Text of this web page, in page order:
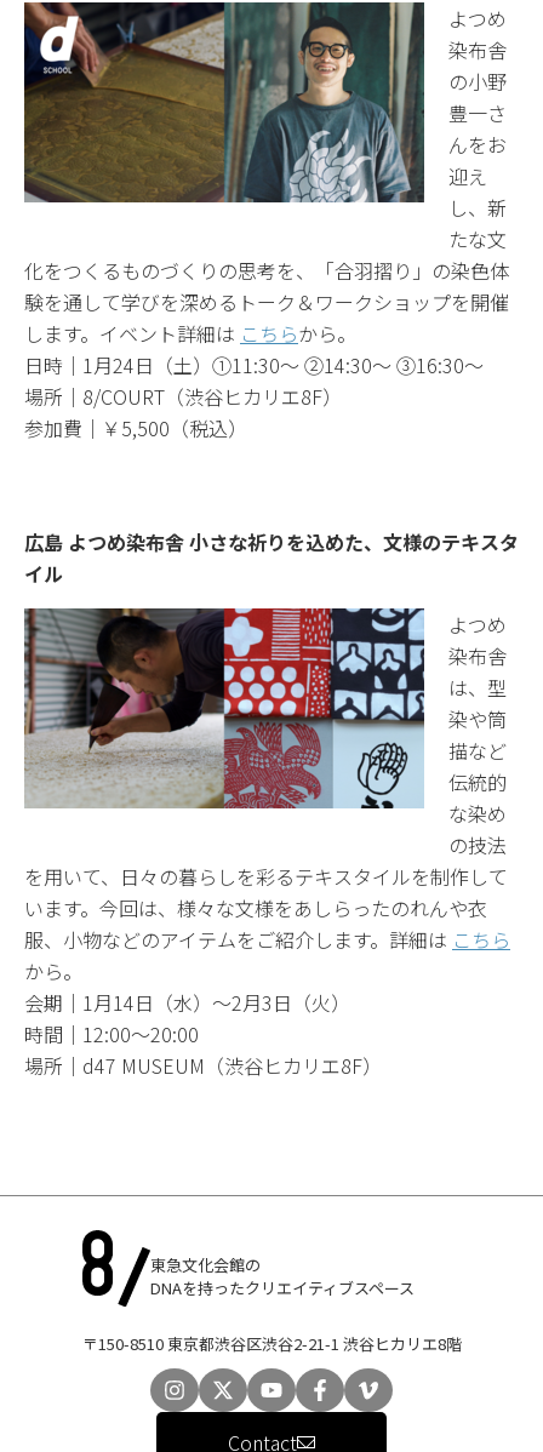
よつめ
染布舎
の小野
豊一さ
んをお
迎え
し、新
たな文
化をつくるものづくりの思考を、「合羽摺り」の染色体
験を通して学びを深めるトーク＆ワークショップを開催
します。イベント詳細は こちらから。
日時｜1月24日（土）①11:30～ ②14:30～ ③16:30～
場所｜8/COURT（渋谷ヒカリエ8F）
参加費｜￥5,500（税込）
広島 よつめ染布舎 小さな祈りを込めた、文様のテキスタ
イル
よつめ
染布舎
は、型
染や筒
描など
伝統的
な染め
の技法
を用いて、日々の暮らしを彩るテキスタイルを制作して
います。今回は、様々な文様をあしらったのれんや衣
服、小物などのアイテムをご紹介します。詳細は こちら
から。
会期｜1月14日（水）～2月3日（火）
時間｜12:00〜20:00
場所｜d47 MUSEUM（渋谷ヒカリエ8F）
東急文化会館の
DNAを持ったクリエイティブスペース
〒150-8510 東京都渋谷区渋谷2-21-1 渋谷ヒカリエ8階
Contact